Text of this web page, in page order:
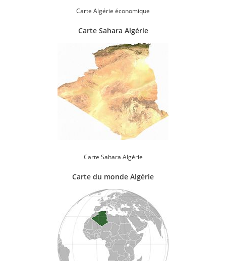
Carte Algérie économique
Carte Sahara Algérie
Carte Sahara Algérie
Carte du monde Algérie